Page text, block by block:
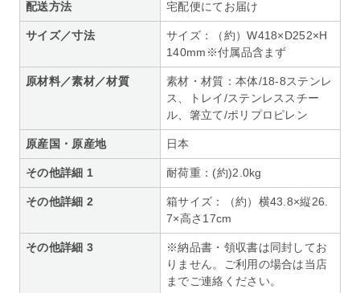
配送方法 宅配便にてお届け
サイズ／寸法
サイズ：（約）W418×D252×H
140mm※付属品含まず
原材料／素材／材質
素材・材質：本体/18-8ステンレ
ス、トレイ/ステンレススチー
ル、箸立て/ポリプロピレン
原産国・原産地 日本
その他詳細 1 耐荷重：(約)2.0kg
その他詳細 2
箱サイズ：（約）横43.8×縦26.
7×高さ17cm
その他詳細 3
※納品書・領収書は同封してお
りません。ご利用の場合は当店
までご連絡ください。